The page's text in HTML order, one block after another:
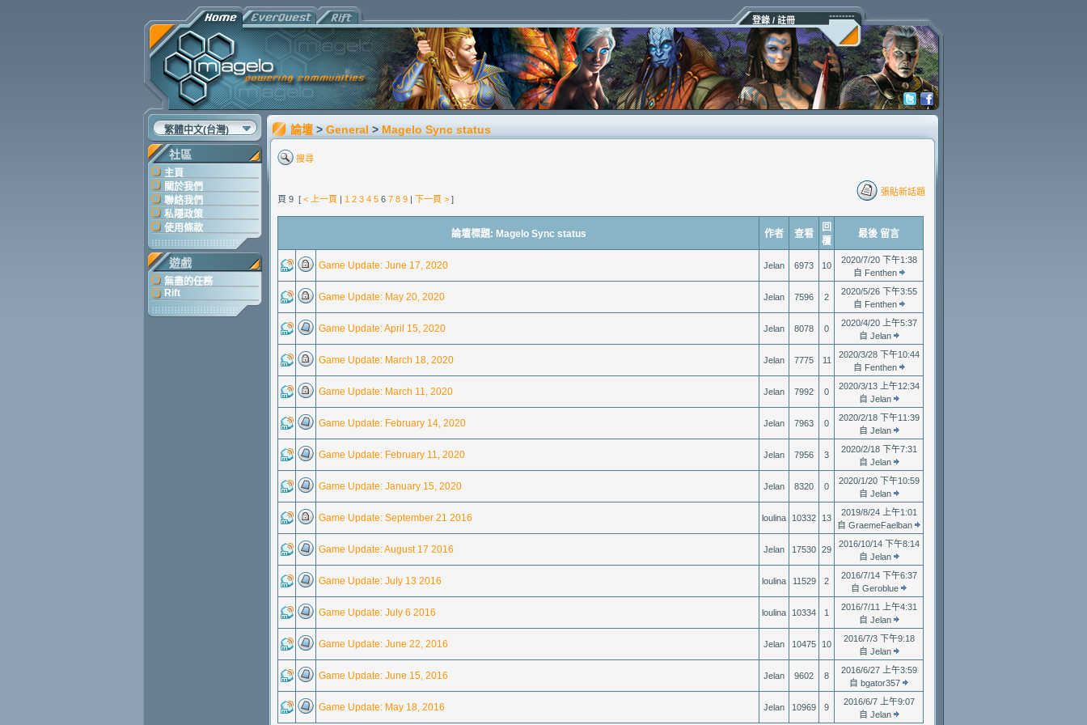
登錄 / 註冊
繁體中文(台灣)
社區
主頁
關於我們
聯絡我們
私隱政策
使用條款
遊戲
無盡的任務
Rift
論壇 > General > Magelo Sync status
搜尋
頁 9 [ < 上一頁 | 1 2 3 4 5 6 7 8 9 | 下一頁 > ]
張貼新話題
論壇標題: Magelo Sync status 作者 查看
回
覆
最後 留言
Game Update: June 17, 2020 Jelan 6973 10
2020/7/20 下午1:38
自 Fenthen
Game Update: May 20, 2020 Jelan 7596 2
2020/5/26 下午3:55
自 Fenthen
Game Update: April 15, 2020 Jelan 8078 0
2020/4/20 上午5:37
自 Jelan
Game Update: March 18, 2020 Jelan 7775 11
2020/3/28 下午10:44
自 Fenthen
Game Update: March 11, 2020 Jelan 7992 0
2020/3/13 上午12:34
自 Jelan
Game Update: February 14, 2020 Jelan 7963 0
2020/2/18 下午11:39
自 Jelan
Game Update: February 11, 2020 Jelan 7956 3
2020/2/18 下午7:31
自 Jelan
Game Update: January 15, 2020 Jelan 8320 0
2020/1/20 下午10:59
自 Jelan
Game Update: September 21 2016 loulina 10332 13
2019/8/24 上午1:01
自 GraemeFaelban
Game Update: August 17 2016 Jelan 17530 29
2016/10/14 下午8:14
自 Jelan
Game Update: July 13 2016 loulina 11529 2
2016/7/14 下午6:37
自 Geroblue
Game Update: July 6 2016 loulina 10334 1
2016/7/11 上午4:31
自 Jelan
Game Update: June 22, 2016 Jelan 10475 10
2016/7/3 下午9:18
自 Jelan
Game Update: June 15, 2016 Jelan 9602 8
2016/6/27 上午3:59
自 bgator357
Game Update: May 18, 2016 Jelan 10969 9
2016/6/7 上午9:07
自 Jelan